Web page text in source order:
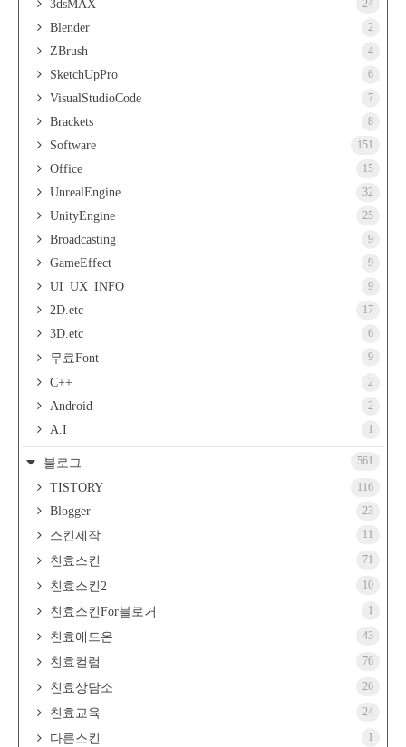
3dsMAX 24
Blender 2
ZBrush 4
SketchUpPro 6
VisualStudioCode 7
Brackets 8
Software 151
Office 15
UnrealEngine 32
UnityEngine 25
Broadcasting 9
GameEffect 9
UI_UX_INFO 9
2D.etc 17
3D.etc 6
무료Font 9
C++ 2
Android 2
A.I 1
블로그 561
TISTORY 116
Blogger 23
스킨제작 11
친효스킨 71
친효스킨2 10
친효스킨For블로거 1
친효애드온 43
친효컬럼 76
친효상담소 26
친효교육 24
다른스킨 1